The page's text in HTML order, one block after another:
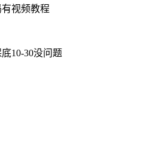
视频教程
10-30没问题